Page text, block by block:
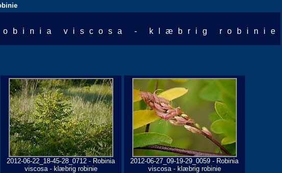
obinia viscosa - klæbrig robinie
2012-06-22_18-45-28_0712 - Robinia
viscosa - klæbrig robinie
2012-06-27_09-19-29_0059 - Robinia
viscosa - klæbrig robinie